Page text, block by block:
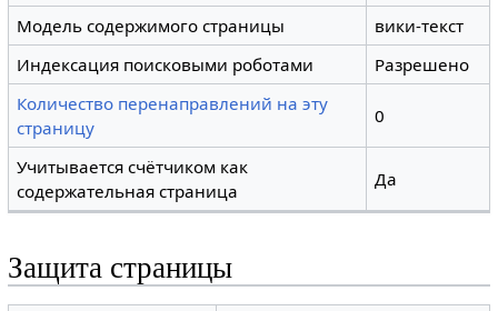
Модель содержимого страницы
вики-текст
Индексация поисковыми роботами
Разрешено
Количество перенаправлений на эту
страницу
0
Учитывается счётчиком как
содержательная страница
Да
Защита страницы